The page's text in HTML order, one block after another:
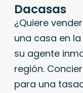
Dacasas
¿Quiere
una casa en
su agente
región.
para una